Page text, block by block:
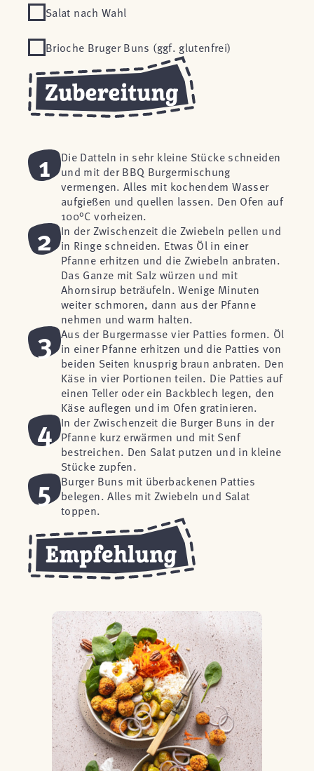
Salat nach Wahl
Brioche Bruger Buns (ggf. glutenfrei)
1
Die Datteln in sehr kleine Stücke schneiden
und mit der BBQ Burgermischung
vermengen. Alles mit kochendem Wasser
aufgießen und quellen lassen. Den Ofen auf
100°C vorheizen.
2
In der Zwischenzeit die Zwiebeln pellen und
in Ringe schneiden. Etwas Öl in einer
Pfanne erhitzen und die Zwiebeln anbraten.
Das Ganze mit Salz würzen und mit
Ahornsirup beträufeln. Wenige Minuten
weiter schmoren, dann aus der Pfanne
nehmen und warm halten.
3
Aus der Burgermasse vier Patties formen. Öl
in einer Pfanne erhitzen und die Patties von
beiden Seiten knusprig braun anbraten. Den
Käse in vier Portionen teilen. Die Patties auf
einen Teller oder ein Backblech legen, den
Käse auflegen und im Ofen gratinieren.
4
In der Zwischenzeit die Burger Buns in der
Pfanne kurz erwärmen und mit Senf
bestreichen. Den Salat putzen und in kleine
Stücke zupfen.
5
Burger Buns mit überbackenen Patties
belegen. Alles mit Zwiebeln und Salat
toppen.